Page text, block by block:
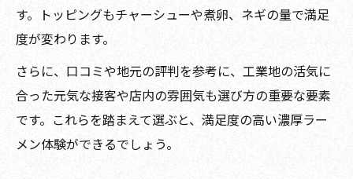
す。トッピングもチャーシューや煮卵、ネギの量で満足
度が変わります。
さらに、口コミや地元の評判を参考に、工業地の活気に
合った元気な接客や店内の雰囲気も選び方の重要な要素
です。これらを踏まえて選ぶと、満足度の高い濃厚ラー
メン体験ができるでしょう。